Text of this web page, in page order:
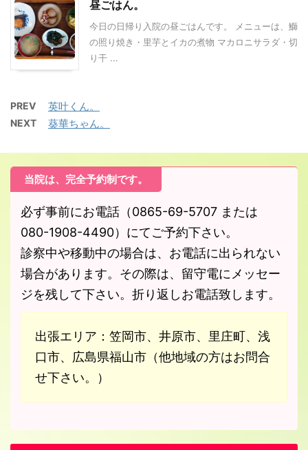
昼ごはん。
今日の日帰り入院の昼ごはんです。 メニューは、鰤
の照り焼き・里芋とイカの煮物 マカロニサラダ・切
り干 ...
PREV 英叶くん。
NEXT 葵華ちゃん。
当院は、完全予約制です。
必ず事前にお電話（0865-69-5707 または
080-1908-4490）にてご予約下さい。
診察中や移動中の場合は、お電話に出られない
場合があります。その際は、留守電にメッセー
ジを残して下さい。折り返しお電話致します。
出張エリア：笠岡市、井原市、里庄町、浅
口市、広島県福山市（他地域の方はお問合
せ下さい。）